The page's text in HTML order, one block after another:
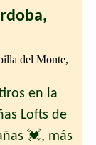
en la
Lofts de
💓, más